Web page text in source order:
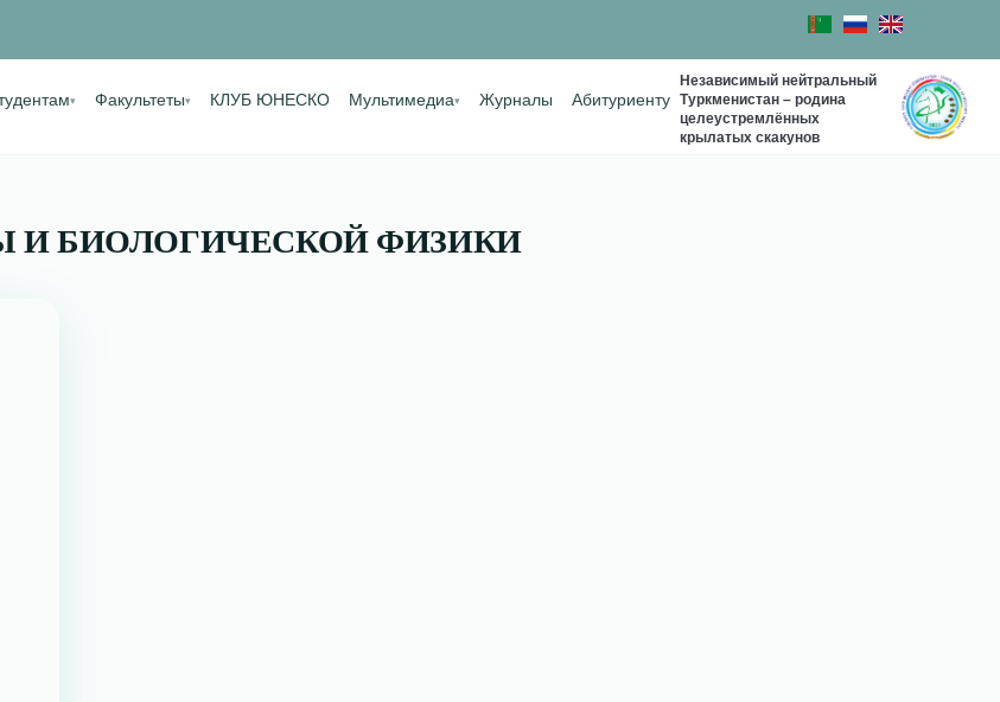
▾ Факультеты▾ КЛУБ ЮНЕСКО Мультимедиа▾ Журналы Абитуриенту
Независимый нейтральный
Туркменистан – родина
целеустремлённых
крылатых скакунов
И БИОЛОГИЧЕСКОЙ ФИЗИКИ